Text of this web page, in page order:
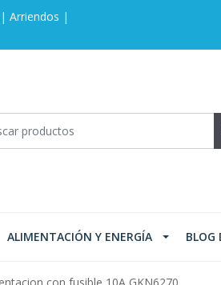
Arriendos |
ALIMENTACIÓN Y ENERGÍA BLOG